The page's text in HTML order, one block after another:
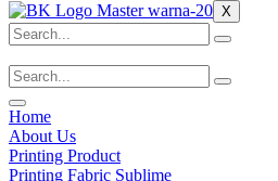
X
Home
About Us
Printing Product
Printing Fabric Sublime